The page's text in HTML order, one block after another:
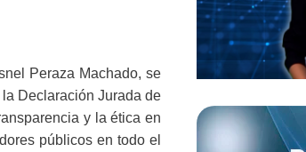
Peraza Machado, se
Declaración Jurada de
y la ética en
públicos en todo el